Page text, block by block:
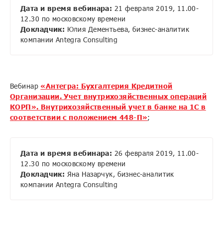
Дата и время вебинара: 21 февраля 2019, 11.00-
12.30 по московскому времени
Докладчик: Юлия Дементьева, бизнес-аналитик
компании Antegra Consulting
Вебинар«Антегра: Бухгалтерия Кредитной
Организации. Учет внутрихозяйственных операций
КОРП». Внутрихозяйственный учет в банке на 1С в
соответствии с положением 448-П»;
Дата и время вебинара: 26 февраля 2019, 11.00-
12.30 по московскому времени
Докладчик: Яна Назарчук, бизнес-аналитик
компании Antegra Consulting